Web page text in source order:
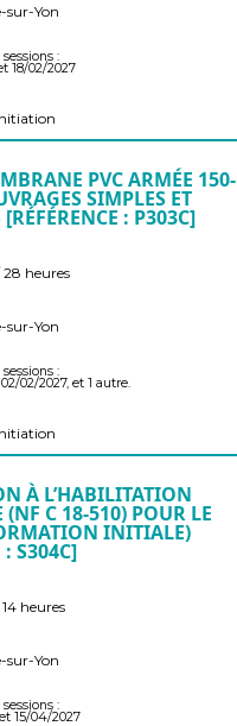
sur-Yon
:
18/02/2027
PVC ARMÉE 150-
SIMPLES ET
: P303C]
heures
sur-Yon
:
02/2027, et 1 autre.
À L’HABILITATION
(NF C 18-510) POUR LE
INITIALE)
: S304C]
heures
sur-Yon
:
15/04/2027